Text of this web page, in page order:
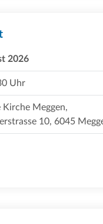
2026
Uhr
Kirche Meggen,
10, 6045